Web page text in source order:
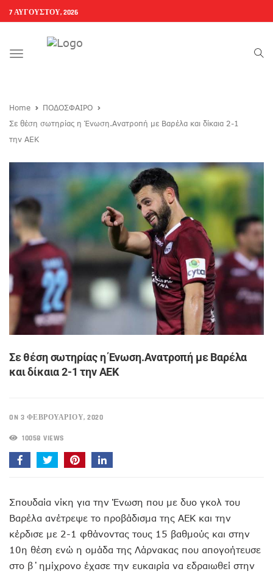
7 ΑΥΓΟΎΣΤΟΥ, 2026
Toggle
Home
ΠΟΔΟΣΦΑΙΡΟ
Σε θέση σωτηρίας η Ένωση.Ανατροπή με Βαρέλα και δίκαια 2-1
την ΑΕΚ
Σε θέση σωτηρίας η Ένωση.Ανατροπή με Βαρέλα
και δίκαια 2-1 την ΑΕΚ
ON 3 ΦΕΒΡΟΥΑΡΊΟΥ, 2020
10058 VIEWS
Σπουδαία νίκη για την Ένωση που με δυο γκολ του
Βαρέλα ανέτρεψε το προβάδισμα της ΑΕΚ και την
κέρδισε με 2-1 φθάνοντας τους 15 βαθμούς και στην
10η θέση ενώ η ομάδα της Λάρνακας που απογοήτευσε
στο β΄ημίχρονο έχασε την ευκαιρία να εδραιωθεί στην